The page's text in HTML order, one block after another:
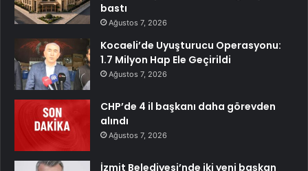
bastı
Ağustos 7, 2026
Kocaeli’de Uyuşturucu Operasyonu:
1.7 Milyon Hap Ele Geçirildi
Ağustos 7, 2026
CHP’de 4 il başkanı daha görevden
alındı
Ağustos 7, 2026
İzmit Belediyesi’nde iki yeni başkan